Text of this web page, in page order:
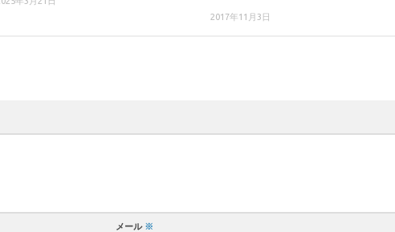
2017年11月3日
メール ※